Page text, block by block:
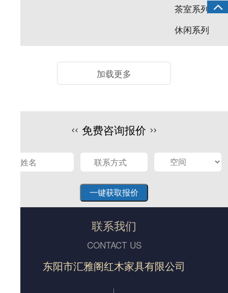
茶室系列
休闲系列
加载更多
免费咨询报价
联系我们
CONTACT US
东阳市汇雅阁红木家具有限公司